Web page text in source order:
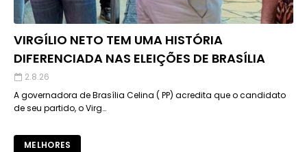
VIRGÍLIO NETO TEM UMA HISTÓRIA
DIFERENCIADA NAS ELEIÇÕES DE BRASÍLIA
2.8.26
A governadora de Brasília Celina ( PP) acredita que o candidato
de seu partido, o Virg…
MELHORES